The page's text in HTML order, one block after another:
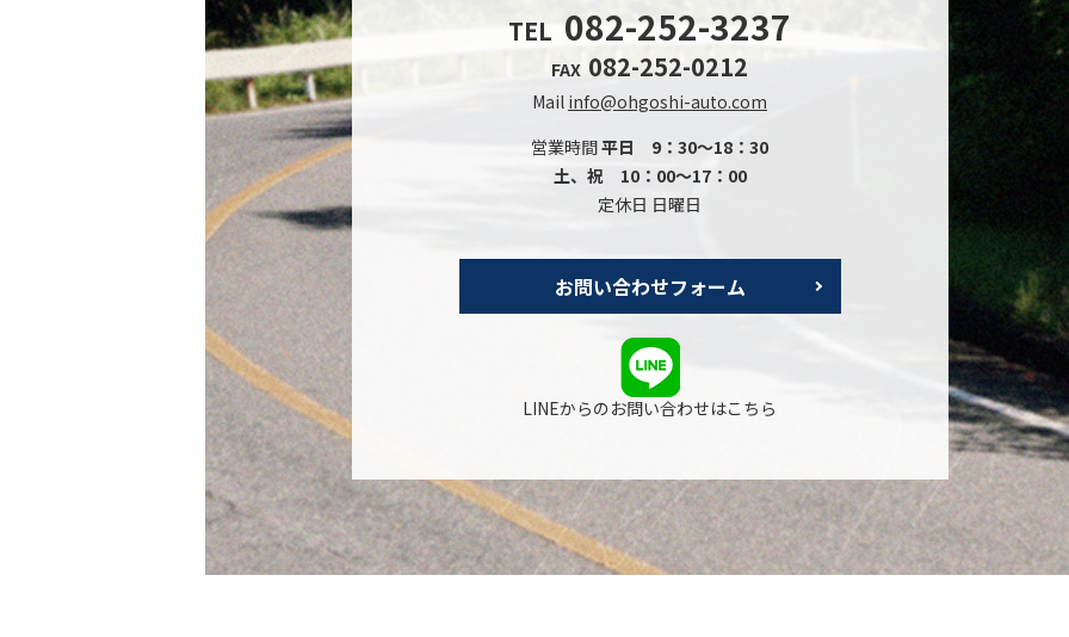
TEL 082-252-3237
FAX 082-252-0212
Mail info@ohgoshi-auto.com
営業時間平日 9：30～18：30
土、祝 10：00～17：00
定休日 日曜日
お問い合わせフォーム
LINEからのお問い合わせはこちら